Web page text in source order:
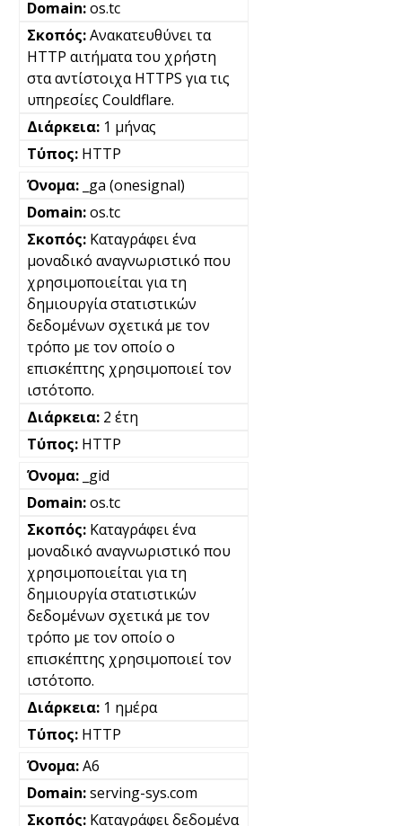
os.tc
Ανακατευθύνει τα
HTTP αιτήματα του χρήστη
στα αντίστοιχα HTTPS για τις
υπηρεσίες Couldflare.
1 μήνας
HTTP
_ga (onesignal)
os.tc
Καταγράφει ένα
μοναδικό αναγνωριστικό που
χρησιμοποιείται για τη
δημιουργία στατιστικών
δεδομένων σχετικά με τον
τρόπο με τον οποίο ο
επισκέπτης χρησιμοποιεί τον
ιστότοπο.
2 έτη
HTTP
_gid
os.tc
Καταγράφει ένα
μοναδικό αναγνωριστικό που
χρησιμοποιείται για τη
δημιουργία στατιστικών
δεδομένων σχετικά με τον
τρόπο με τον οποίο ο
επισκέπτης χρησιμοποιεί τον
ιστότοπο.
1 ημέρα
HTTP
A6
serving-sys.com
Καταγράφει δεδομένα